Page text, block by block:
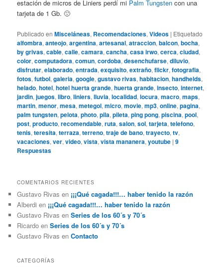
estación de micros de Liniers perdí mi Palm Tungsten con una
tarjeta de 1 Gb. 🙁
Publicado en Misceláneas, Recomendaciones,Videos | Etiquetado
alfombra,anteojo,argentina,artesanal,atraccion,balcon,bocha,
by grivas,cable,calle,camara,cancha,casa irwo,cerca,ciudad,
color,computadora,comun,cordoba,desenchufarse,diluvio,
disfrutar,elaborado,entrada,exquisito,extraño,flickr,fotografia,
fotos,futbol,galeria,google,gustavo rivas,habitacion,handhelds,
helado,hotel,hotel huerta grande,huerta grande,insecto,internet,
jardin,juegos,libro,liniers,lluvia,localidad,locura,macro,maps,
martin,menor,mesa,metegol,micro,movie,mp3,online,pagina,
palm tungsten,pelota,photo,pila,pileta,ping pong,piscina,pool,
post,producto,recomendable,ruta,salon,sol,tarjeta,telefono,
tenis,teresita,terraza,terreno,traje de bano,trayecto,tv,
vacaciones,ver,video,vista,vista mananera,youtube |9
Respuestas
COMENTARIOS RECIENTES
Gustavo Rivas en ¡¡¡Qué cagada!!!… haber tenido la razón
Alberdi en ¡¡¡Qué cagada!!!… haber tenido la razón
Gustavo Rivas enSeries de los 60´s y 70´s
Ricardo enSeries de los 60´s y 70´s
Gustavo Rivas enContacto
CATEGORÍAS